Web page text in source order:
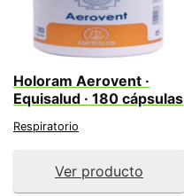
Holoram Aerovent ·
Equisalud · 180 cápsulas
Respiratorio
Ver producto